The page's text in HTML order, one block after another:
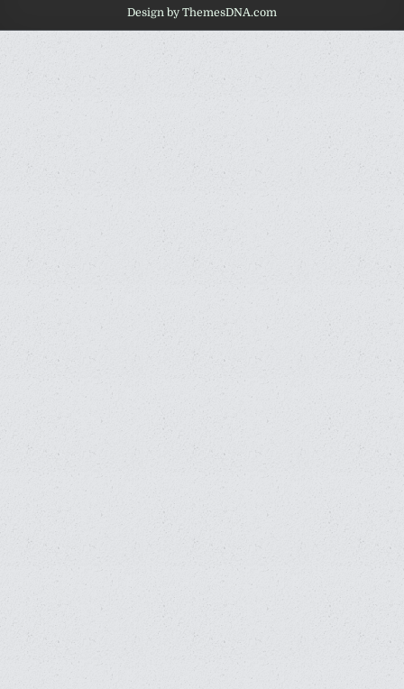
Design by ThemesDNA.com